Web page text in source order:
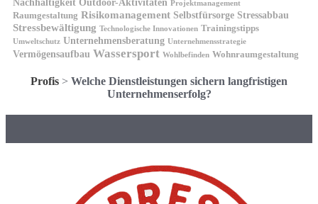
Nachhaltigkeit Outdoor-Aktivitäten Projektmanagement
Raumgestaltung Risikomanagement Selbstfürsorge Stressabbau
Stressbewältigung Technologische Innovationen Trainingstipps
Umweltschutz Unternehmensberatung Unternehmensstrategie
Vermögensaufbau Wassersport Wohlbefinden Wohnraumgestaltung
Profis > Welche Dienstleistungen sichern langfristigen
Unternehmenserfolg?